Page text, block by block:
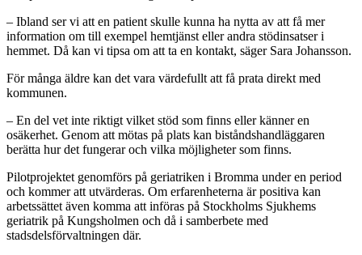
– Ibland ser vi att en patient skulle kunna ha nytta av att få mer
information om till exempel hemtjänst eller andra stödinsatser i
hemmet. Då kan vi tipsa om att ta en kontakt, säger Sara Johansson.
För många äldre kan det vara värdefullt att få prata direkt med
kommunen.
– En del vet inte riktigt vilket stöd som finns eller känner en
osäkerhet. Genom att mötas på plats kan biståndshandläggaren
berätta hur det fungerar och vilka möjligheter som finns.
Pilotprojektet genomförs på geriatriken i Bromma under en period
och kommer att utvärderas. Om erfarenheterna är positiva kan
arbetssättet även komma att införas på Stockholms Sjukhems
geriatrik på Kungsholmen och då i samberbete med
stadsdelsförvaltningen där.